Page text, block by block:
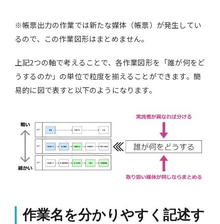
※帳票出力の作業では新たな媒体（帳票）が発生してい
るので、この作業図形はまとめません。
上記2つの軸で考えることで、各作業図形を「誰が何をど
うするのか」の単位で粒度を揃えることができます。簡
易的に図で表すと以下のようになります。
作業名を分かりやすく記述す